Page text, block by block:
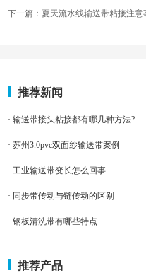
下一篇：夏天流水线输送带粘接注意
推荐新闻
· 输送带接头粘接都有哪几种方法?
· 苏州3.0pvc双面纱输送带案例
· 工业输送带变长怎么回事
· 同步带传动与链传动的区别
· 钢板清洗带有哪些特点
推荐产品